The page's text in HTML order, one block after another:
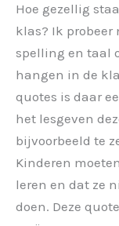
Hoe gezellig
klas? Ik probeer
spelling en taal
hangen in de
quotes is daar
het lesgeven
bijvoorbeeld te
Kinderen
leren en dat ze
doen. Deze